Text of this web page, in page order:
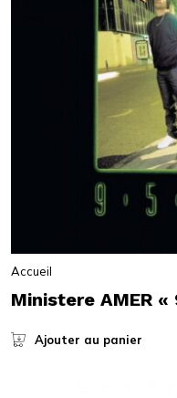
Accueil
Ministere AMER
Ajouter au panier